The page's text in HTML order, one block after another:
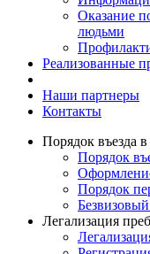
Оказание
людьми
Реализованные
Наши партнеры
Контакты
Порядок въезда
Порядок
Порядок
Легализация